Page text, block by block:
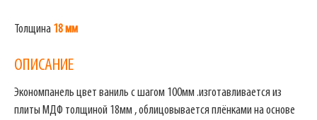
Толщина 18 мм
ОПИСАНИЕ
Экономпанель цвет ваниль с шагом 100мм .изготавливается из
плиты МДФ толщиной 18мм , облицовывается плёнками на основе